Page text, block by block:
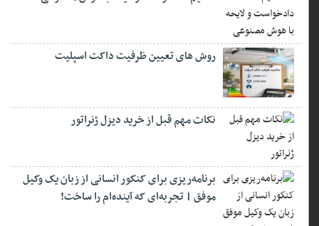
روش های تعیین ظرفیت داکت اسپلیت
نکات مهم قبل از خرید دیزل ژنراتور
برنامه‌ریزی برای کنکور انسانی از زبان یک وکیل
موفق | تجربه‌ای که آینده‌ام را ساخت!